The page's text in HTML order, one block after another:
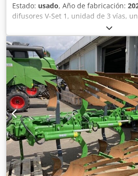
Estado: usado, Año de fabricación:
difusores V-Set 1, unidad de 3 vías,
esparcido Limiter V / barra de
dispositivo de rodillos enchufable,
esparcido ZA-V, sobreestructura de
transmisión con acoplamiento de
instalación para dispositivos base ZA,
suciedad S / iluminación LED